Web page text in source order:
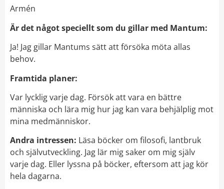
Armén
Är det något speciellt som du gillar med Mantum:
Ja! Jag gillar Mantums sätt att försöka möta allas
behov.
Framtida planer:
Var lycklig varje dag. Försök att vara en bättre
människa och lära mig hur jag kan vara behjälplig mot
mina medmänniskor.
Andra intressen: Läsa böcker om filosofi, lantbruk
och självutveckling. Jag lär mig saker om mig själv
varje dag. Eller lyssna på böcker, eftersom att jag kör
hela dagarna.